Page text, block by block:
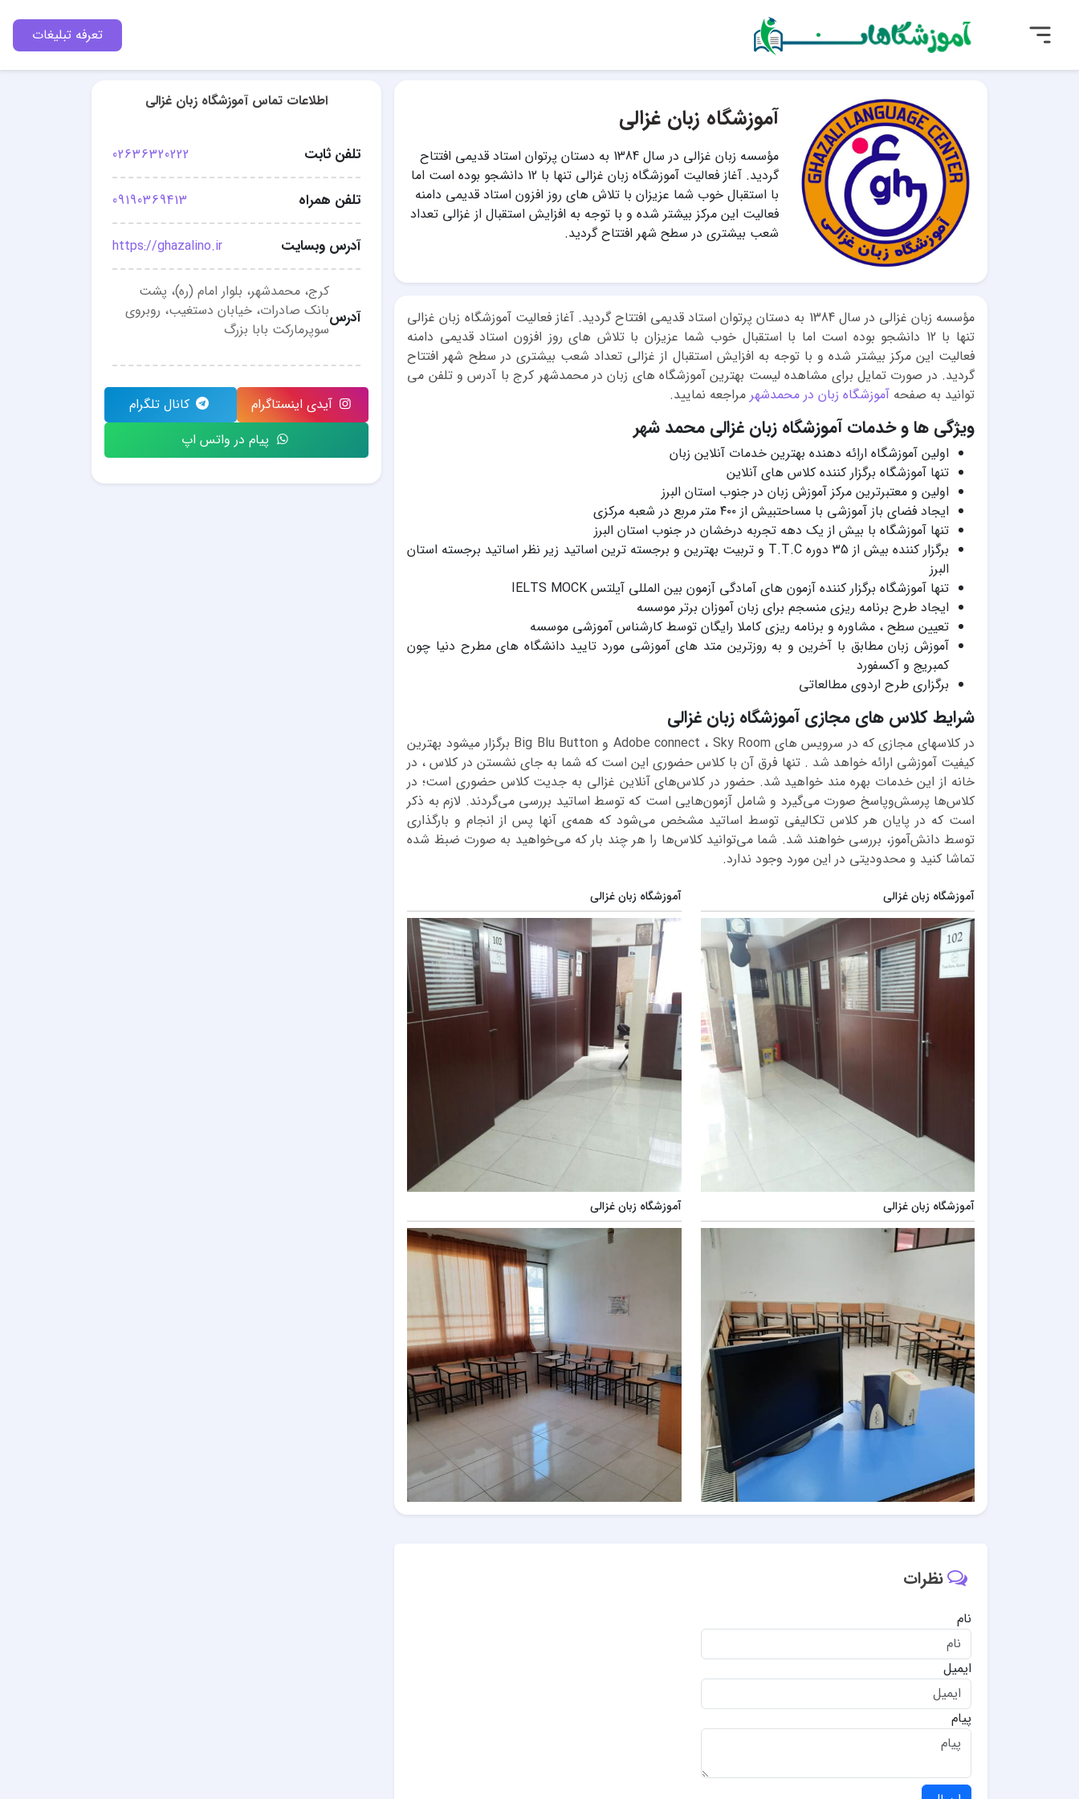
تعرفه تبلیغات
آموزشگاه زبان غزالی
مؤسسه زبان غزالی در سال 1384 به دستان پرتوان استاد قدیمی افتتاح
گردید. آغاز فعالیت آموزشگاه زبان غزالی تنها با 12 دانشجو بوده است اما
با استقبال خوب شما عزیزان با تلاش های روز افزون استاد قدیمی دامنه
فعالیت این مرکز بیشتر شده و با توجه به افزایش استقبال از غزالی تعداد
شعب بیشتری در سطح شهر افتتاح گردید.
مؤسسه زبان غزالی در سال 1384 به دستان پرتوان استاد قدیمی افتتاح گردید. آغاز فعالیت آموزشگاه زبان غزالی
تنها با 12 دانشجو بوده است اما با استقبال خوب شما عزیزان با تلاش های روز افزون استاد قدیمی دامنه
فعالیت این مرکز بیشتر شده و با توجه به افزایش استقبال از غزالی تعداد شعب بیشتری در سطح شهر افتتاح
گردید. در صورت تمایل برای مشاهده لیست بهترین آموزشگاه های زبان در محمدشهر کرج با آدرس و تلفن می
توانید به صفحه آموزشگاه زبان در محمدشهر مراجعه نمایید.
ویژگی ها و خدمات آموزشگاه زبان غزالی محمد شهر
اولین آموزشگاه اراِئه دهنده بهترین خدمات آنلاین زبان
تنها آموزشگاه برگزار کننده کلاس های آنلاین
اولین و معتبرترین مرکز آموزش زبان در جنوب استان البرز
ایجاد فضای باز آموزشی با مساحتبیش از ۴۰۰ متر مربع در شعبه مرکزی
تنها آموزشگاه با بیش از یک دهه تجربه درخشان در جنوب استان البرز
برگزار کننده بیش از 35 دوره T.T.C و تربیت بهترین و برجسته ترین اساتید زیر نظر اساتید برجسته استان
البرز
تنها آموزشگاه برگزار کننده آزمون های آمادگی آزمون بین المللی آیلتس IELTS MOCK
ایجاد طرح برنامه ریزی منسجم برای زبان آموزان برتر موسسه
تعیین سطح ، مشاوره و برنامه ریزی کاملا رایگان توسط کارشناس آموزشی موسسه
آموزش زبان مطابق با آخرین و به روزترین متد های آموزشی مورد تایید دانشگاه های مطرح دنیا چون
کمبریج و آکسفورد
برگزاری طرح اردوی مطالعاتی
شرایط کلاس های مجازی آموزشگاه زبان غزالی
​​​​​​​در کلاسهای مجازی که در سرویس های Adobe connect ، Sky Room و Big Blu Button برگزار میشود بهترین
کیفیت آموزشی ارائه خواهد شد . تنها فرق آن با کلاس حضوری این است که شما به جای نشستن در کلاس ، در
خانه از این خدمات بهره مند خواهید شد. ​​​​​​​حضور در کلاس‌های آنلاین غزالی به جدیت کلاس حضوری است؛ در
کلاس‌ها پرسش‌وپاسخ صورت می‌گیرد و شامل آزمون‌هایی است که توسط اساتید بررسی می‌گردند. لازم به ذکر
است که در پایان هر کلاس تکالیفی توسط اساتید مشخص می‌شود که همه‌ی آنها پس از انجام و بارگذاری
توسط دانش‌آموز، بررسی خواهند شد. شما می‌توانید کلاس‌ها را هر چند بار که می‌خواهید به صورت ضبظ شده
تماشا کنید و محدودیتی در این مورد وجود ندارد.
آموزشگاه زبان غزالی آموزشگاه زبان غزالی
آموزشگاه زبان غزالی آموزشگاه زبان غزالی
نظرات
نام
ایمیل
پیام
اطلاعات تماس آموزشگاه زبان غزالی
تلفن ثابت 02636320222
تلفن همراه 09190369413
آدرس وبسایت https://ghazalino.ir
آدرس
کرج، محمدشهر، بلوار امام (ره)، پشت
بانک صادرات، خیابان دستغیب، روبروی
سوپرمارکت بابا بزرگ
آیدی اینستاگرام
کانال تلگرام
پیام در واتس اپ